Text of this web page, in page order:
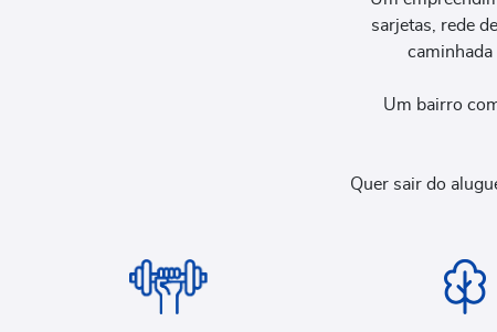
sarjetas, rede
caminhada
Um bairro
Quer sair do